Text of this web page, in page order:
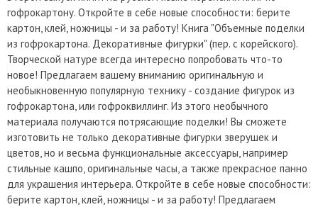
гофрокартону. Откройте в себе новые способности: берите
картон, клей, ножницы - и за работу! Книга "Объемные поделки
из гофрокартона. Декоративные фигурки" (пер. с корейского).
Творческой натуре всегда интересно попробовать что-то
новое! Предлагаем вашему вниманию оригинальную и
необыкновенную популярную технику - создание фигурок из
гофрокартона, или гофроквиллинг. Из этого необычного
материала получаются потрясающие поделки! Вы сможете
изготовить не только декоративные фигурки зверушек и
цветов, но и весьма функциональные аксессуары, например
стильные кашпо, оригинальные часы, а также прекрасное панно
для украшения интерьера. Откройте в себе новые способности:
берите картон, клей, ножницы - и за работу! Предлагаем